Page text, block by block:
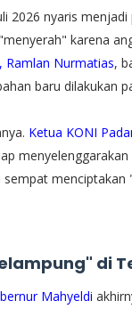
2026 nyaris
karena
Ramlan Nurmatias,
baru dilakukan
Ketua KONI
di
Mahyeldi